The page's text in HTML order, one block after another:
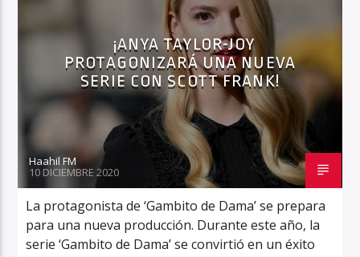
Haahil FM
¡ANYA TAYLOR-JOY
PROTAGONIZARÁ UNA NUEVA
SERIE CON SCOTT FRANK!
Haahil FM
10 DICIEMBRE 2020
La protagonista de ‘Gambito de Dama’ se prepara
para una nueva producción. Durante este año, la
serie ‘Gambito de Dama’ se convirtió en un éxito